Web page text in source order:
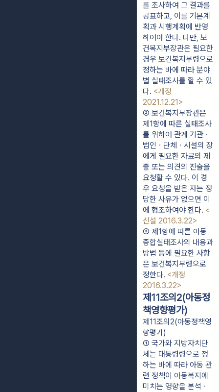
를 조사하여 그 결과를
공표하고, 이를 기본계
획과 시행계획에 반영
하여야 한다. 다만, 보
건복지부장관은 필요한
경우 보건복지부령으로
정하는 바에 따라 분야
별 실태조사를 할 수 있
다. <개정
2021.12.21>
② 보건복지부장관은
제1항에 따른 실태조사
를 위하여 관계 기관ㆍ
법인ㆍ단체ㆍ시설의 장
에게 필요한 자료의 제
출 또는 의견의 진술을
요청할 수 있다. 이 경
우 요청을 받은 자는 정
당한 사유가 없으면 이
에 협조하여야 한다. <
신설 2016.3.22>
③ 제1항에 따른 아동
종합실태조사의 내용과
방법 등에 필요한 사항
은 보건복지부령으로
정한다. <개정
2016.3.22>
제11조의2(아동정
책영향평가)
제11조의2(아동정책영
향평가)
① 국가와 지방자치단
체는 대통령령으로 정
하는 바에 따라 아동 관
련 정책이 아동복지에
미치는 영향을 분석ㆍ